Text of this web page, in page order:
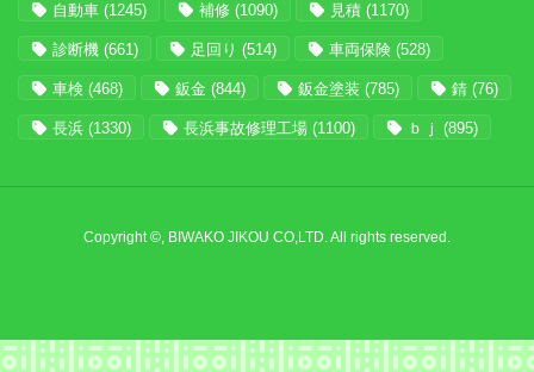
自動車 (1245) 補修 (1090) 見積 (1170)
診断機 (661) 足回り (514) 車両保険 (528)
車検 (468) 鈑金 (844) 鈑金塗装 (785) 錆 (76)
長浜 (1330) 長浜事故修理工場 (1100) ｂｊ (895)
Copyright ©, BIWAKO JIKOU CO,LTD. All rights reserved.